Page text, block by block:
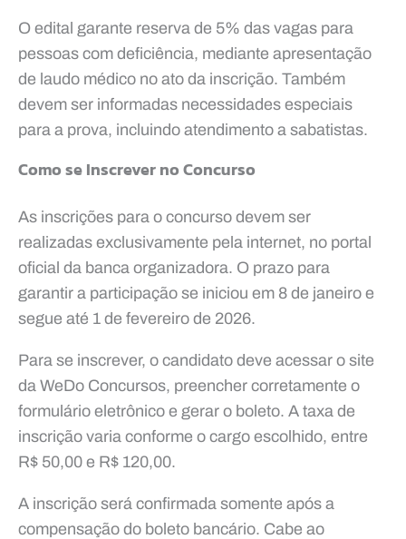
O edital garante reserva de 5% das vagas para
pessoas com deficiência, mediante apresentação
de laudo médico no ato da inscrição. Também
devem ser informadas necessidades especiais
para a prova, incluindo atendimento a sabatistas.
Como se Inscrever no Concurso
As inscrições para o concurso devem ser
realizadas exclusivamente pela internet, no portal
oficial da banca organizadora. O prazo para
garantir a participação se iniciou em 8 de janeiro e
segue até 1 de fevereiro de 2026.
Para se inscrever, o candidato deve acessar o site
da WeDo Concursos, preencher corretamente o
formulário eletrônico e gerar o boleto. A taxa de
inscrição varia conforme o cargo escolhido, entre
R$ 50,00 e R$ 120,00.
A inscrição será confirmada somente após a
compensação do boleto bancário. Cabe ao